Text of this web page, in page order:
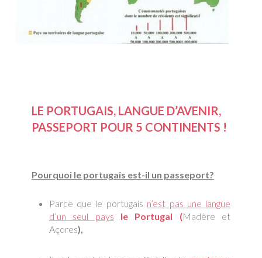
LE PORTUGAIS, LANGUE D’AVENIR,
PASSEPORT POUR 5 CONTINENTS !
Pourquoi le portugais est-il un passeport?
Parce que le portugais n’est pas une langue
d’un seul pays le Portugal (Madère et
Açores),